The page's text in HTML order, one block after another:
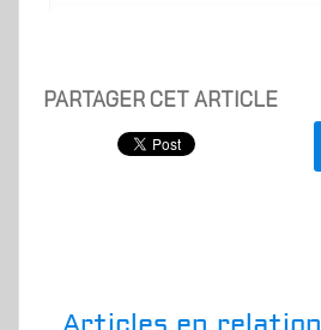
PARTAGER CET ARTICLE